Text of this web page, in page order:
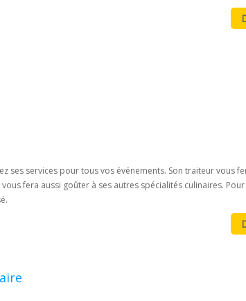
ses services pour tous vos événements. Son traiteur vous
fera aussi goûter à ses autres spécialités culinaires.